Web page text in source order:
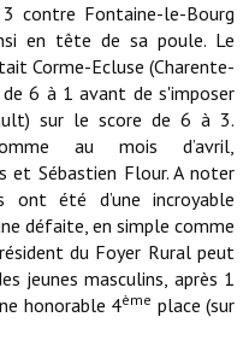
contre Fontaine-le-Bourg
en tête de sa poule. Le
Corme-Ecluse (Charente-
6 à 1 avant de s'imposer
sur le score de 6 à 3.
au mois d’avril,
et Sébastien Flour. A noter
ont été d’une incroyable
défaite, en simple comme
du Foyer Rural peut
jeunes masculins, après 1
honorable 4ème place (sur